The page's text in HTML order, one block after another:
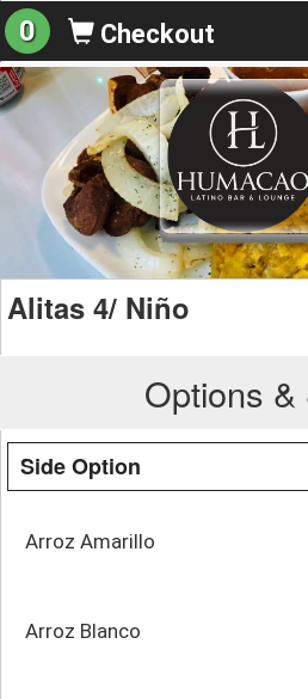
0 Checkout
Alitas 4/ Niño
Options &
Side Option
Arroz Amarillo
Arroz Blanco